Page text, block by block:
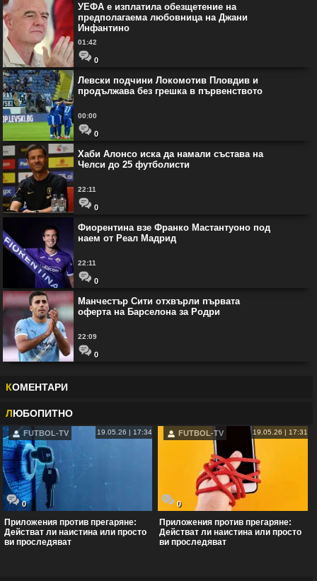
УЕФА е изплатила обезщетение на
предполагаема любовница на Джани
Инфантино
01:42
0
Левски подчини Локомотив Пловдив и
продължава без грешка в първенството
00:00
0
Хаби Алонсо иска да намали състава на
Челси до 25 футболисти
22:11
0
Фиорентина взе Франко Мастантуоно под
наем от Реал Мадрид
22:11
0
Манчестър Сити отхвърли първата
оферта на Барселона за Родри
22:09
0
КОМЕНТАРИ
ЛЮБОПИТНО
FUTBOL-TV 19.05.26 | 17:34
0
Приложения против прегаряне:
Действат ли наистина или просто
ви проследяват
FUTBOL-TV 19.05.26 | 17:31
0
Приложения против прегаряне:
Действат ли наистина или просто
ви проследяват